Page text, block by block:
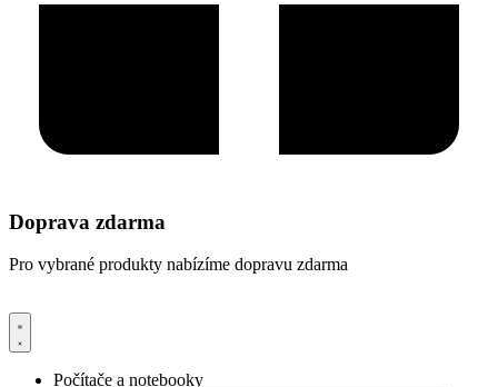
Doprava zdarma
Pro vybrané produkty nabízíme dopravu zdarma
Počítače a notebooky